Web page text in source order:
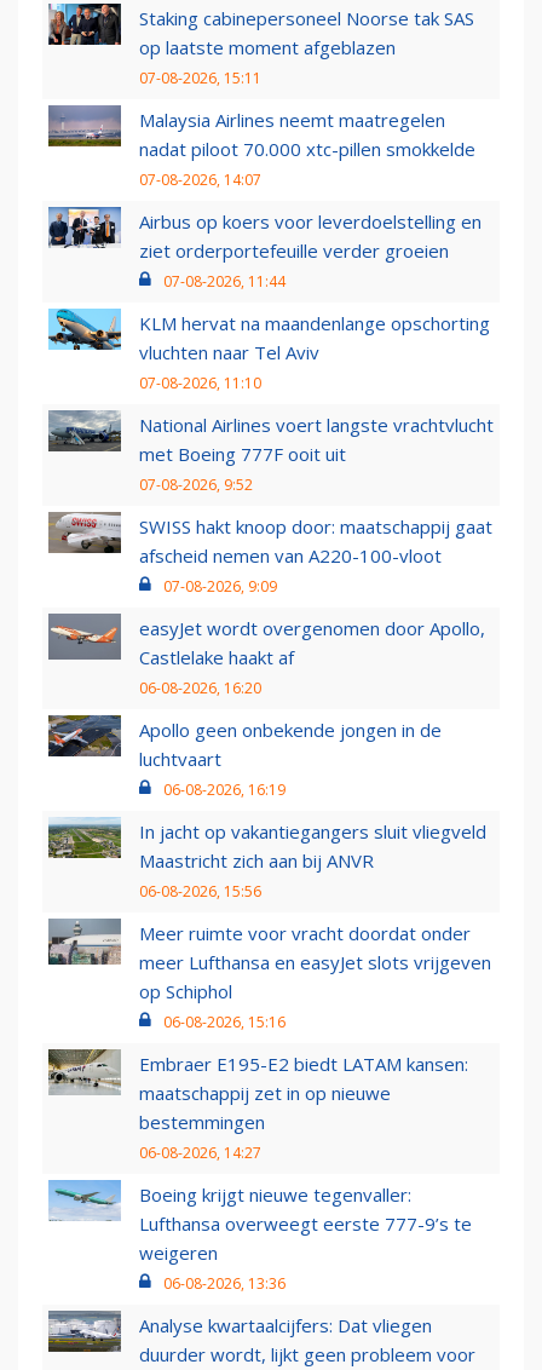
Staking cabinepersoneel Noorse tak SAS
op laatste moment afgeblazen
07-08-2026, 15:11
Malaysia Airlines neemt maatregelen
nadat piloot 70.000 xtc-pillen smokkelde
07-08-2026, 14:07
Airbus op koers voor leverdoelstelling en
ziet orderportefeuille verder groeien
07-08-2026, 11:44
KLM hervat na maandenlange opschorting
vluchten naar Tel Aviv
07-08-2026, 11:10
National Airlines voert langste vrachtvlucht
met Boeing 777F ooit uit
07-08-2026, 9:52
SWISS hakt knoop door: maatschappij gaat
afscheid nemen van A220-100-vloot
07-08-2026, 9:09
easyJet wordt overgenomen door Apollo,
Castlelake haakt af
06-08-2026, 16:20
Apollo geen onbekende jongen in de
luchtvaart
06-08-2026, 16:19
In jacht op vakantiegangers sluit vliegveld
Maastricht zich aan bij ANVR
06-08-2026, 15:56
Meer ruimte voor vracht doordat onder
meer Lufthansa en easyJet slots vrijgeven
op Schiphol
06-08-2026, 15:16
Embraer E195-E2 biedt LATAM kansen:
maatschappij zet in op nieuwe
bestemmingen
06-08-2026, 14:27
Boeing krijgt nieuwe tegenvaller:
Lufthansa overweegt eerste 777-9’s te
weigeren
06-08-2026, 13:36
Analyse kwartaalcijfers: Dat vliegen
duurder wordt, lijkt geen probleem voor